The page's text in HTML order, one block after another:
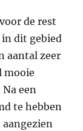
de rest
in dit gebied
aantal zeer
mooie
een
te hebben